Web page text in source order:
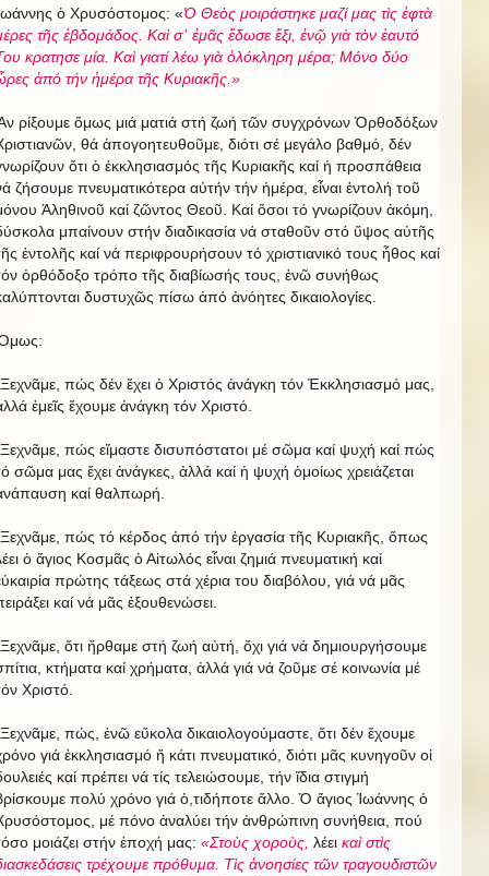
ὁ Χρυσόστομος: «Ὁ Θεὸς μοιράστηκε μαζί μας τὶς ἑφτὰ
τῆς ἑβδομάδος. Καὶ σ᾿ ἐμᾶς ἔδωσε ἕξι, ἐνῷ γιὰ τὸν ἑαυτό
κρατησε μία. Καὶ γιατί λέω γιὰ ὁλόκληρη μέρα; Μόνο δύο
ἀπό τήν ἡμέρα τῆς Κυριακῆς.»
ρίξουμε ὅμως μιά ματιά στή ζωή τῶν συγχρόνων Ὀρθοδόξων
θά ἀπογοητευθοῦμε, διότι σέ μεγάλο βαθμό, δέν
ὅτι ὁ ἐκκλησιασμός τῆς Κυριακῆς καί ἡ προσπάθεια
ζήσουμε πνευματικότερα αὐτήν τήν ἡμέρα, εἶναι ἐντολή τοῦ
Ἀληθινοῦ καί ζῶντος Θεοῦ. Καί ὅσοι τό γνωρίζουν ἀκόμη,
μπαίνουν στήν διαδικασία νά σταθοῦν στό ὕψος αὐτῆς
ἐντολῆς καί νά περιφρουρήσουν τό χριστιανικό τους ἦθος καί
ὀρθόδοξο τρόπο τῆς διαβίωσής τους, ἐνῶ συνήθως
δυστυχῶς πίσω ἀπό ἀνόητες δικαιολογίες.
πώς δέν ἔχει ὁ Χριστός ἀνάγκη τόν Ἐκκλησιασμό μας,
ἐμεῖς ἔχουμε ἀνάγκη τόν Χριστό.
πώς εἴμαστε δισυπόστατοι μέ σῶμα καί ψυχή καί πώς
σῶμα μας ἔχει ἀνάγκες, ἀλλά καί ἡ ψυχή ὁμοίως χρειάζεται
καί θαλπωρή.
πώς τό κέρδος ἀπό τήν ἐργασία τῆς Κυριακῆς, ὅπως
ὁ ἅγιος Κοσμᾶς ὁ Αἰτωλός εἶναι ζημιά πνευματική καί
πρώτης τάξεως στά χέρια του διαβόλου, γιά νά μᾶς
καί νά μᾶς ἐξουθενώσει.
ὅτι ἤρθαμε στή ζωή αὐτή, ὄχι γιά νά δημιουργήσουμε
κτήματα καί χρήματα, ἀλλά γιά νά ζοῦμε σέ κοινωνία μέ
Χριστό.
πώς, ἐνῶ εὔκολα δικαιολογούμαστε, ὅτι δέν ἔχουμε
γιά ἐκκλησιασμό ἤ κάτι πνευματικό, διότι μᾶς κυνηγοῦν οἱ
καί πρέπει νά τίς τελειώσουμε, τήν ἴδια στιγμή
πολύ χρόνο γιά ὁ,τιδήποτε ἄλλο. Ὁ ἅγιος Ἰωάννης ὁ
μέ πόνο ἀναλύει τήν ἀνθρώπινη συνήθεια, πού
μοιάζει στήν ἐποχή μας: «Στοὺς χοροὺς, λέει καὶ στὶς
τρέχουμε πρόθυμα. Τὶς ἀνοησίες τῶν τραγουδιστῶν